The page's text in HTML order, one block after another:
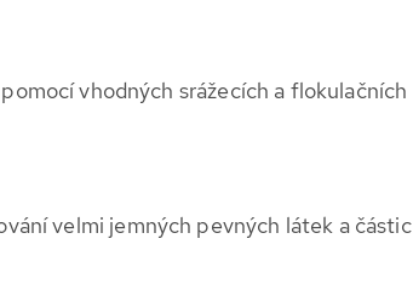
vhodných srážecích a flokulačních
velmi jemných pevných látek a částic